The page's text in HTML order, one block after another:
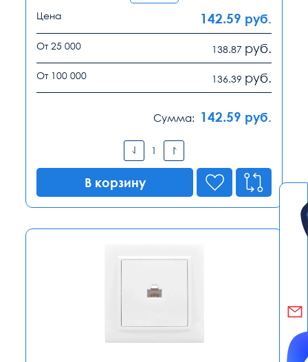
Цена 142.59 руб.
От 25 000 138.87 руб.
От 100 000 136.39 руб.
Сумма: 142.59 руб.
В корзину